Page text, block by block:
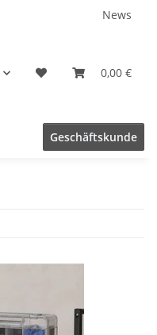
News
0,00 €
Geschäftskunde